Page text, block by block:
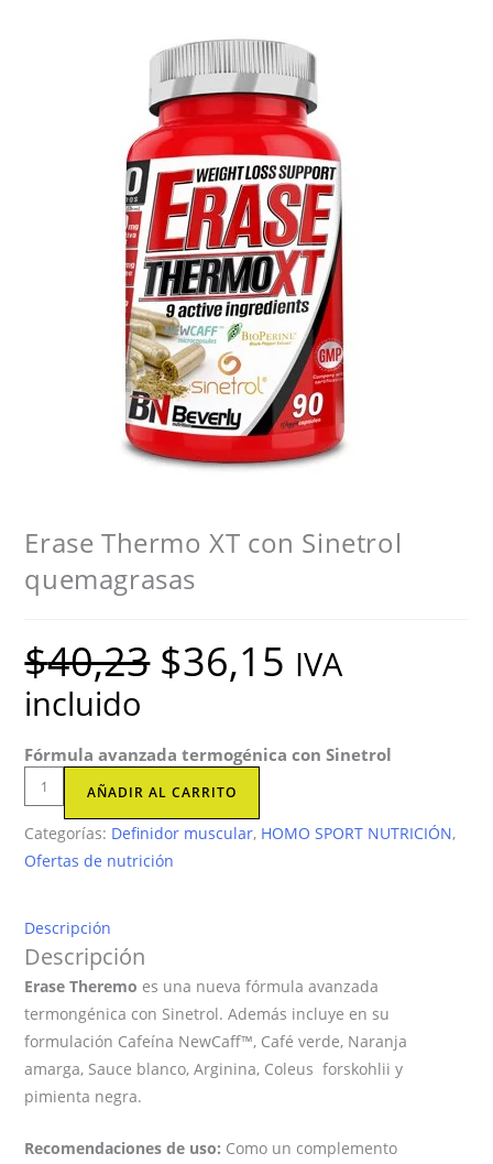
Erase Thermo XT con Sinetrol
quemagrasas
$40,23 El
precio
original
$36,15 El
precio
actual
IVA
incluido
Fórmula avanzada termogénica con Sinetrol
Erase
Thermo
XT
con
quemagrasas
cantidad
AÑADIR AL CARRITO
Categorías: Definidor muscular, HOMO SPORT NUTRICIÓN,
Ofertas de nutrición
Descripción
Descripción
Erase Theremo es una nueva fórmula avanzada
termongénica con Sinetrol. Además incluye en su
formulación Cafeína NewCaff™, Café verde, Naranja
amarga, Sauce blanco, Arginina, Coleus forskohlii y
pimienta negra.
Recomendaciones de uso: Como un complemento